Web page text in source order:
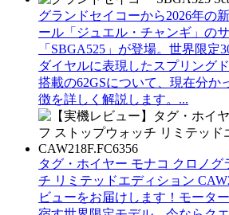
グランドセイコーから2026年の
ール「ジュエル・チャンギ」の
「SBGA525」が登場。世界限定
ダイヤルに表現したスプリングド
搭載の62GSについて、現在分か
徴を詳しく解説します。...
タグ・ホイヤー モナコ クロノグ
チ リミテッドエディション
ビューをお届けします！モータ